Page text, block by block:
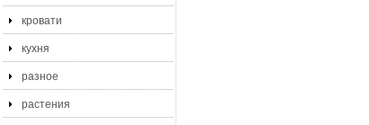
кровати
кухня
разное
растения